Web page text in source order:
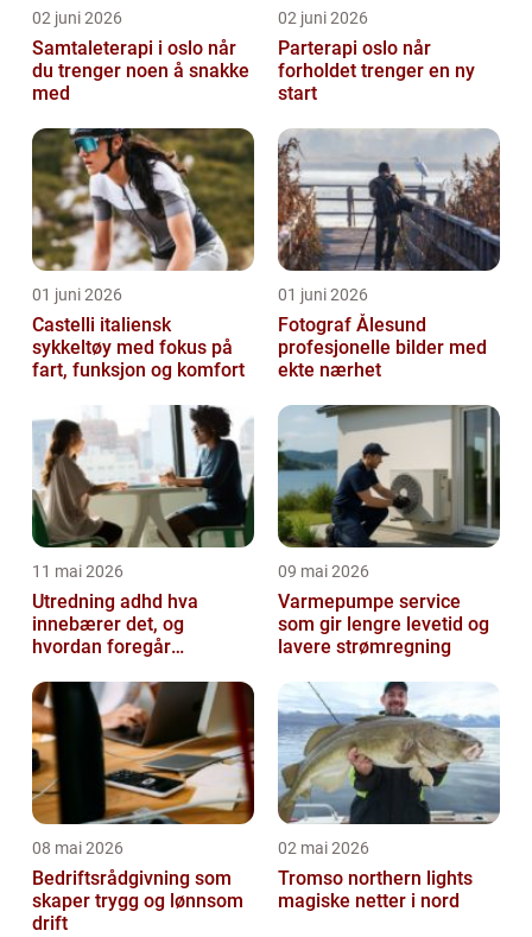
02 juni 2026
Samtaleterapi i oslo når
du trenger noen å snakke
med
02 juni 2026
Parterapi oslo når
forholdet trenger en ny
start
01 juni 2026
Castelli italiensk
sykkeltøy med fokus på
fart, funksjon og komfort
01 juni 2026
Fotograf Ålesund
profesjonelle bilder med
ekte nærhet
11 mai 2026
Utredning adhd hva
innebærer det, og
hvordan foregår
09 mai 2026
Varmepumpe service
som gir lengre levetid og
lavere strømregning
08 mai 2026
Bedriftsrådgivning som
skaper trygg og lønnsom
drift
02 mai 2026
Tromso northern lights
magiske netter i nord